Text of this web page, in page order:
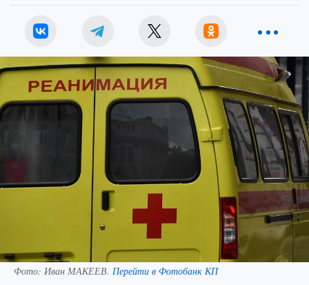
Фото: Иван МАКЕЕВ. Перейти в Фотобанк КП